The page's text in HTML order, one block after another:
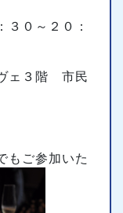
０～２０：
ェ３階 市民
ご参加いた